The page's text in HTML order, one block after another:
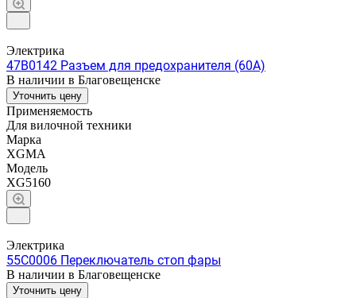
Электрика
47B0142 Разъем для предохранителя (60A)
В наличии в Благовещенске
Уточнить цену
Применяемость
Для вилочной техники
Марка
XGMA
Модель
XG5160
Электрика
55C0006 Переключатель стоп фары
В наличии в Благовещенске
Уточнить цену